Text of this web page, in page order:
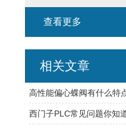
查看更多
相关文章
高性能偏心蝶阀有什么特
西门子PLC常见问题你知